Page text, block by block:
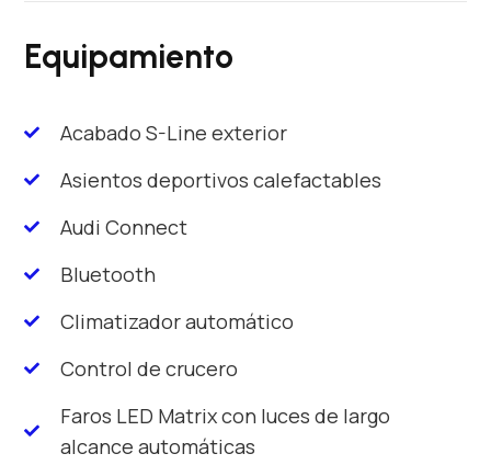
Equipamiento
Acabado S-Line exterior
Asientos deportivos calefactables
Audi Connect
Bluetooth
Climatizador automático
Control de crucero
Faros LED Matrix con luces de largo
alcance automáticas